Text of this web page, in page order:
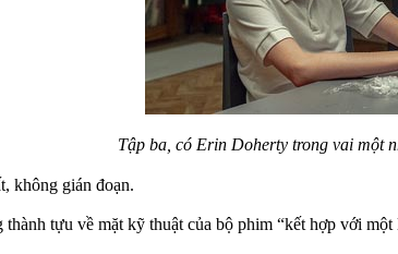
Tập ba, có Erin Doherty trong vai một
không gián đoạn.
thành tựu về mặt kỹ thuật của bộ phim “kết hợp với